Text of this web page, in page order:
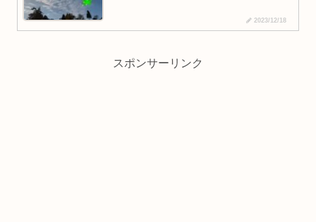
2023/12/18
スポンサーリンク